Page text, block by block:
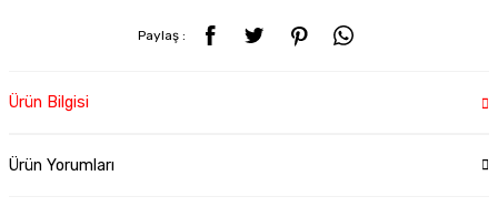
Paylaş :
Ürün Bilgisi
Ürün Yorumları